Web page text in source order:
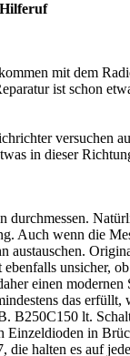
mit dem
ist schon
versuchen
in dieser
durchmessen.
Auch wenn die
austauschen.
unsicher,
einen
das erfüllt,
B250C150 lt.
Einzeldioden in
die halten es auf